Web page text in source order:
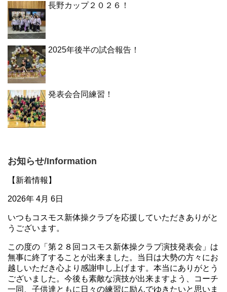
長野カップ２０２６！
2025年後半の試合報告！
発表会合同練習！
お知らせ/Information
【新着情報】
2026年 4月 6日
いつもコスモス新体操クラブを応援していただきありがと
うございます。
この度の「第２８回コスモス新体操クラブ演技発表会」は
無事に終了することが出来ました。当日は大勢の方々にお
越しいただき心より感謝申し上げます。本当にありがとう
ございました。今後も素敵な演技が出来ますよう、コーチ
一同、子供達ともに日々の練習に励んでゆきたいと思いま